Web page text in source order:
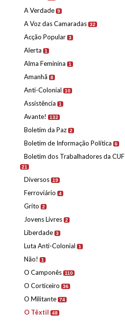
A Verdade 9
A Voz das Camaradas 32
Acção Popular 3
Alerta 1
Alma Feminina 1
Amanhã 8
Anti-Colonial 10
Assistência 1
Avante! 132
Boletim da Paz 2
Boletim de Informação Política 6
Boletim dos Trabalhadores da CUF
21
Diversos 19
Ferroviário 4
Grito 2
Jovens Livres 2
Liberdade 3
Luta Anti-Colonial 1
Não! 1
O Camponês 110
O Corticeiro 36
O Militante 74
O Têxtil 48